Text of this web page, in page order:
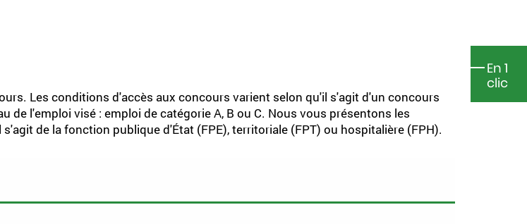
En 1
clic
Les conditions d'accès aux concours varient selon qu'il s'agit d'un concours
de l'emploi visé : emploi de catégorie A, B ou C. Nous vous présentons les
de la fonction publique d'État (FPE), territoriale (FPT) ou hospitalière (FPH).